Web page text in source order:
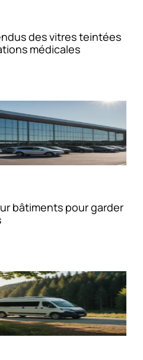
des vitres teintées
médicales
bâtiments pour garder